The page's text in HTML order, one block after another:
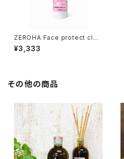
ZEROHA Face protect clea
n care 犬猫用フェイスケアスプ
レー 約220ml
¥3,333
その他の商品